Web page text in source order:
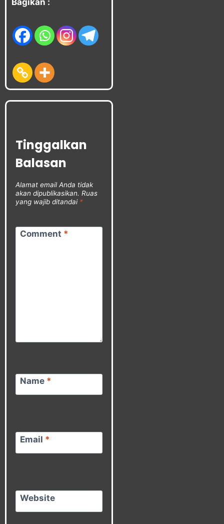
Tinggalkan
Balasan
Alamat email Anda tidak
akan dipublikasikan. Ruas
yang wajib ditandai *
Comment *
Name *
Email *
Website